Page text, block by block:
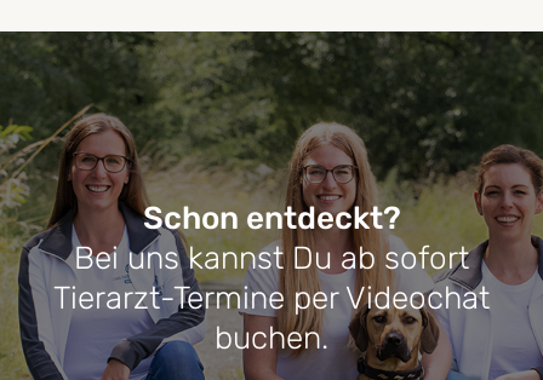
RATGEBER HUNDE-KRANKHEITEN
Cushing-Syndrom beim Hund:
Symptome, Behandlung & Alltag
Schon entdeckt?
Bei uns kannst Du ab sofort
Tierarzt-Termine per Videochat
buchen.